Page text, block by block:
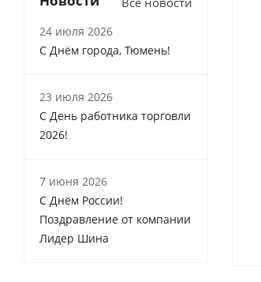
24 июля 2026
С Днём города, Тюмень!
23 июля 2026
С День работника торговли
2026!
7 июня 2026
С Днём России!
Поздравление от компании
Лидер Шина